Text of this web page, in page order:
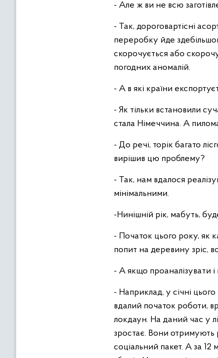
- Але ж ви не всю
- Так, дороговартісні
переробку йде
скорочується або
погодних аномалій.
- А в які країни
- Як тільки встановили
стала Німеччина. А
- До речі, торік багато
вирішив цю проблему?
- Так, нам вдалося
мінімальними.
-Нинішній рік, мабуть,
- Початок цього року, як
попит на деревину зріс,
- А якщо проаналізувати
- Наприклад, у січні
вдалий початок роботи,
локдаун. На даний час у
зростає. Вони отримують
соціальний пакет. А за 12